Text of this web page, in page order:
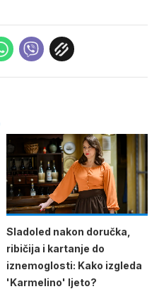
Sladoled nakon doručka,
ribičija i kartanje do
iznemoglosti: Kako izgleda
'Karmelino' ljeto?